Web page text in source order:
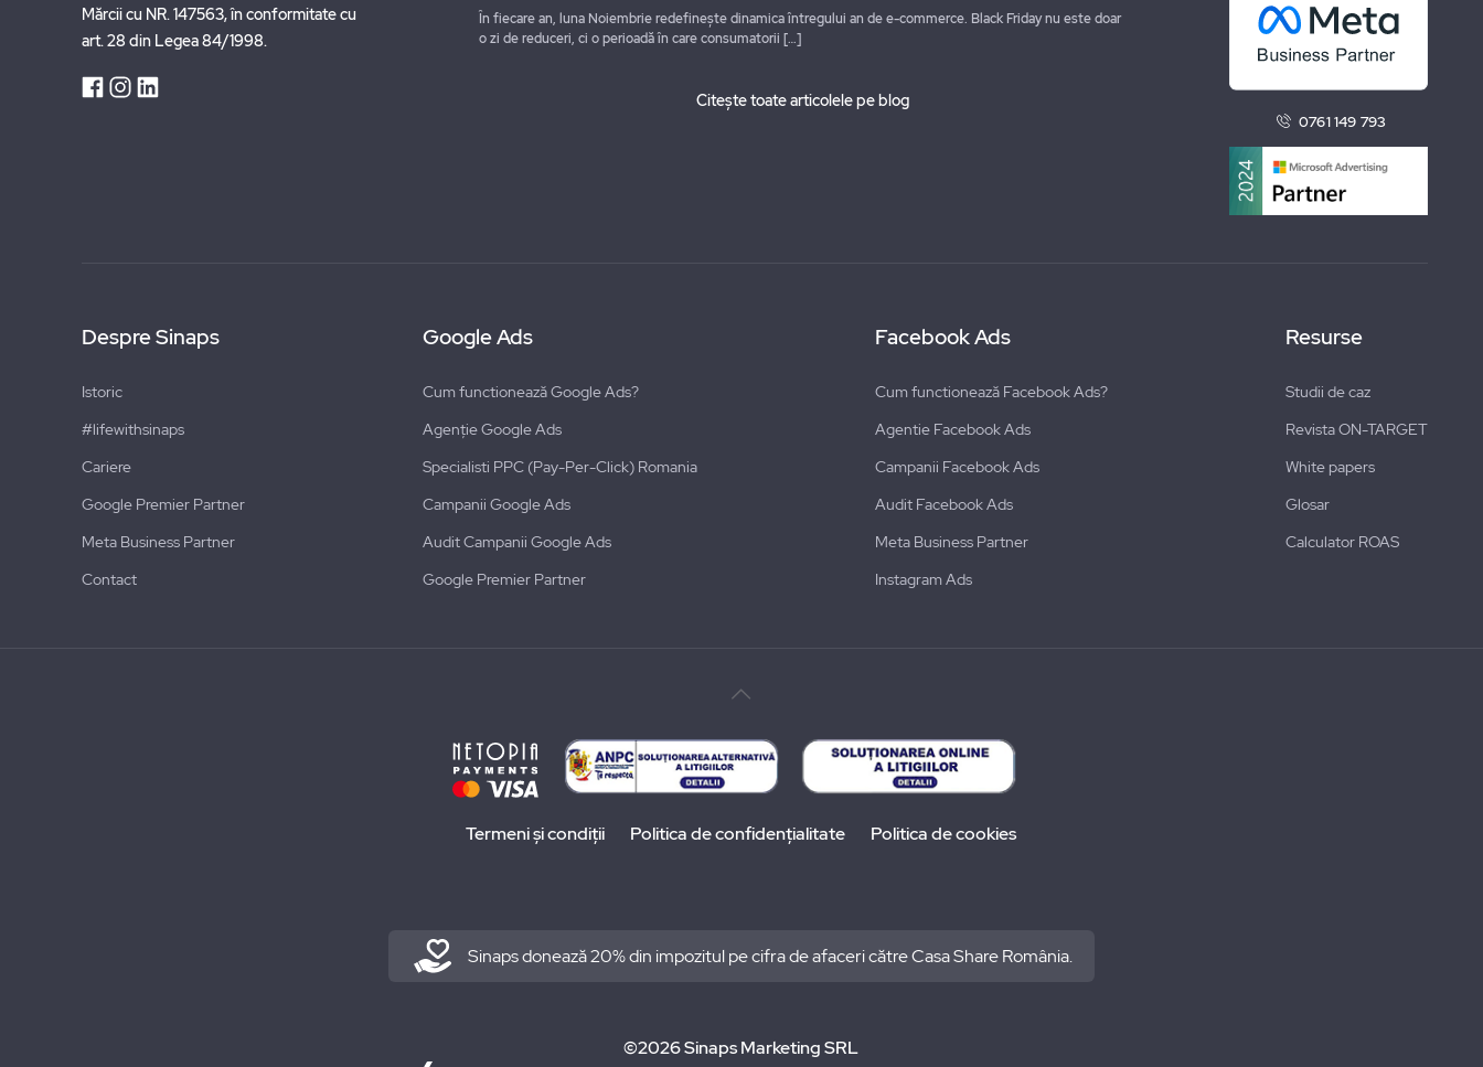
Mărcii cu NR. 147563, în conformitate cu
art. 28 din Legea 84/1998.
În fiecare an, luna Noiembrie redefinește dinamica întregului an de e-commerce. Black Friday nu este doar
o zi de reduceri, ci o perioadă în care consumatorii […]
Citește toate articolele pe blog
0761 149 793
Despre Sinaps
Istoric
#lifewithsinaps
Cariere
Google Premier Partner
Meta Business Partner
Contact
Google Ads
Cum functionează Google Ads?
Agenție Google Ads
Specialisti PPC (Pay-Per-Click) Romania
Campanii Google Ads
Audit Campanii Google Ads
Google Premier Partner
Facebook Ads
Cum functionează Facebook Ads?
Agentie Facebook Ads
Campanii Facebook Ads
Audit Facebook Ads
Meta Business Partner
Instagram Ads
Resurse
Studii de caz
Revista ON-TARGET
White papers
Glosar
Calculator ROAS
Termeni și condiții Politica de confidențialitate Politica de cookies
Sinaps donează 20% din impozitul pe cifra de afaceri către Casa Share România.
©2026 Sinaps Marketing SRL